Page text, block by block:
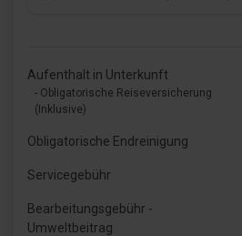
Aufenthalt in Unterkunft
- Obligatorische Reiseversicherung
(Inklusive)
Obligatorische Endreinigung
Servicegebühr
Bearbeitungsgebühr -
Umweltbeitrag